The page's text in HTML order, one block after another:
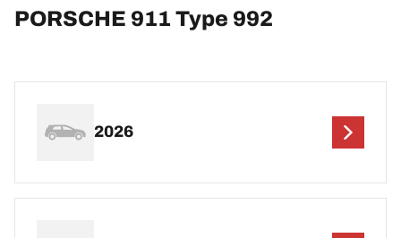
PORSCHE 911 Type 992
2026